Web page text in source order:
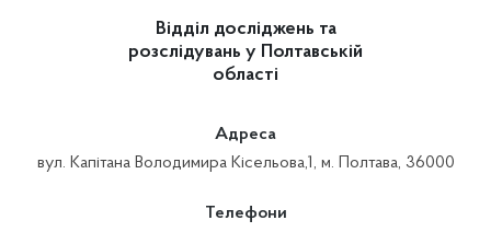
Відділ досліджень та
розслідувань у Полтавській
області
Адреса
вул. Капітана Володимира Кісельова,1, м. Полтава, 36000
Телефони